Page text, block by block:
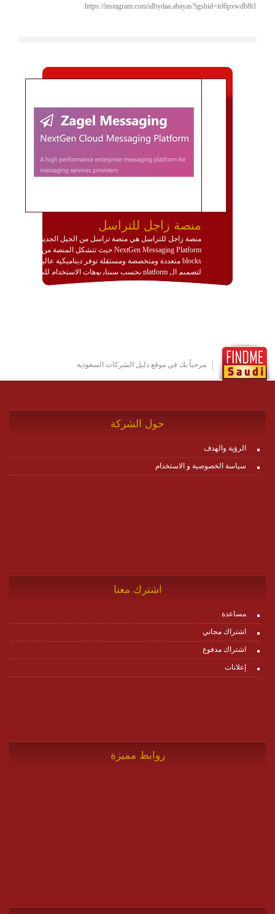
https://instagram.com/albydaa.abayas?igshid=irl6pxwdb8t1
منصة زاجل للتراسل
منصة زاجل للتراسل هي منصة تراسل من الجيل الجديد
NextGen Messaging Platform حيث تتشكل المنصة من
blocks متعددة ومتخصصة ومستقلة توفر ديناميكية عالية
لتصميم ال platform بحسب سيناريوهات الاستخدام للمنصة
وتتوافق مع النشر والاستثمار ضمن بيئة استضافة dedicated
http://www.plutosms.com/zagel
مرحباً بك في موقع دليل الشركات السعودية
حول الشركة
الرؤية والهدف
سياسة الخصوصية و الاستخدام
اشترك معنا
مساعدة
اشتراك مجاني
اشتراك مدفوع
إعلانات
روابط مميزة